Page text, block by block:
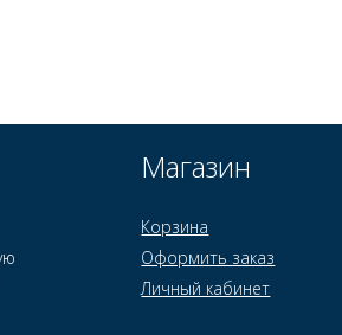
Магазин
Корзина
Оформить заказ
Личный кабинет